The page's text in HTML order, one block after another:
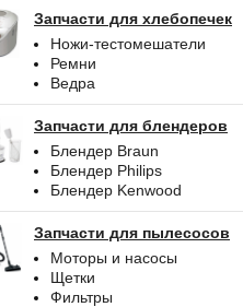
Запчасти для хлебопечек
Ножи-тестомешатели
Ремни
Ведра
Запчасти для блендеров
Блендер Braun
Блендер Philips
Блендер Kenwood
Запчасти для пылесосов
Моторы и насосы
Щетки
Фильтры